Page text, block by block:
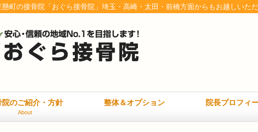
懸町の接骨院「おぐら接骨院」埼玉・高崎・太田・前橋方面からもお越しいた
院のご紹介・方針
About
整体＆オプション 院長プロフィ